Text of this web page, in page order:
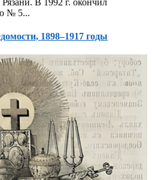
№ 5...
1898–1917 годы